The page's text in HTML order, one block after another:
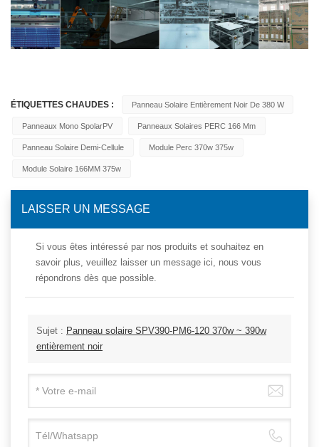
ÉTIQUETTES CHAUDES : Panneau Solaire Entièrement Noir De 380 W
Panneaux Mono SpolarPV Panneaux Solaires PERC 166 Mm
Panneau Solaire Demi-Cellule Module Perc 370w 375w
Module Solaire 166MM 375w
LAISSER UN MESSAGE
Si vous êtes intéressé par nos produits et souhaitez en
savoir plus, veuillez laisser un message ici, nous vous
répondrons dès que possible.
Sujet : Panneau solaire SPV390-PM6-120 370w ~ 390w
entièrement noir